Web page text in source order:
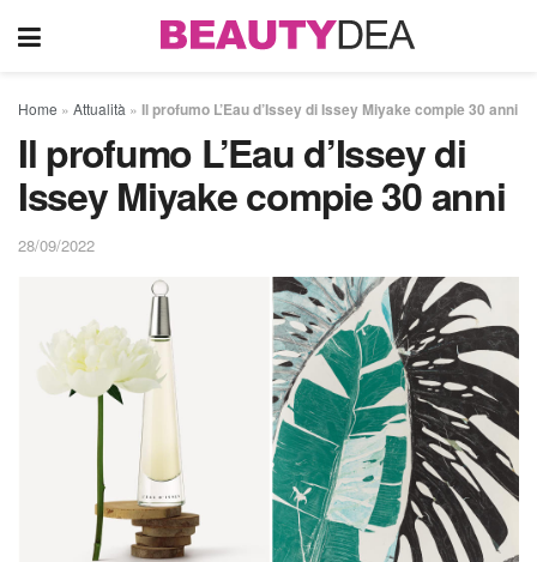
Home » Attualità » Il profumo L’Eau d’Issey di Issey Miyake compie 30 anni
Il profumo L’Eau d’Issey di
Issey Miyake compie 30 anni
28/09/2022